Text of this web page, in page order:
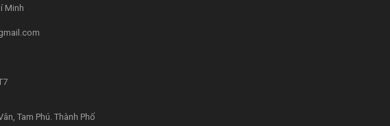
Minh
Tam Phú. Thành Phố